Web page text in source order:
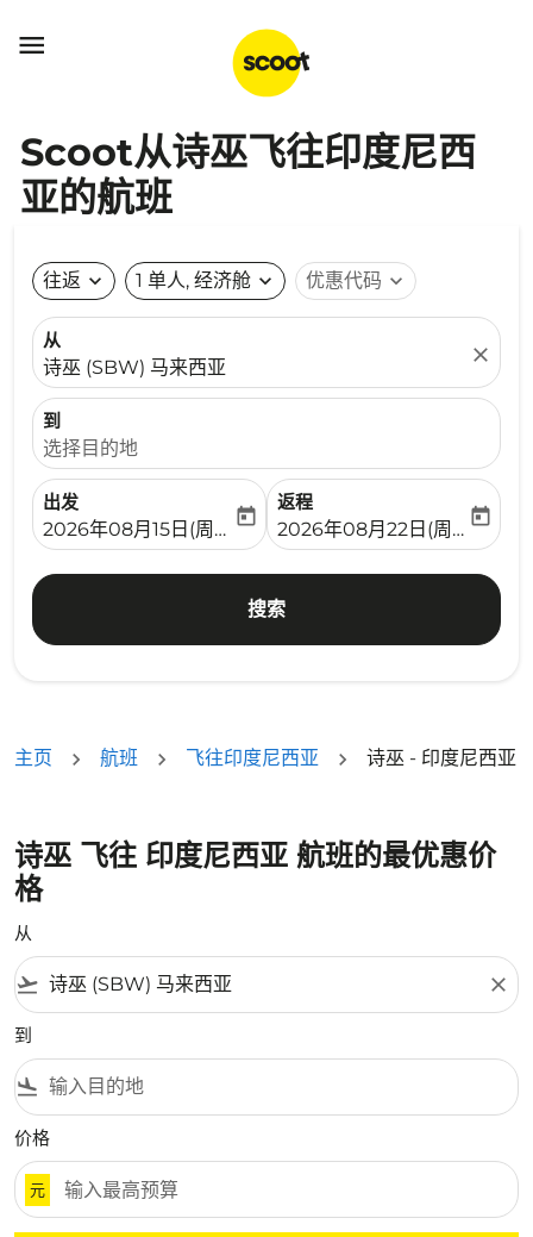

Scoot从诗巫飞往印度尼西
亚的航班
往返 expand_more 1 单人, 经济舱 expand_more 优惠代码 expand_more
从
诗巫 (SBW) 马来西亚
close
到
选择目的地
出发
fc-booking-departure-date-aria-label
2026年08月15日(周六)
today
返程
fc-booking-return-date-
2026年08月22日(周六)
today
搜索
主页 航班 飞往印度尼西亚 诗巫 - 印度尼西亚
诗巫 飞往 印度尼西亚 航班的最优惠价
格
从
flight_takeoff close
到
flight_land
价格
元